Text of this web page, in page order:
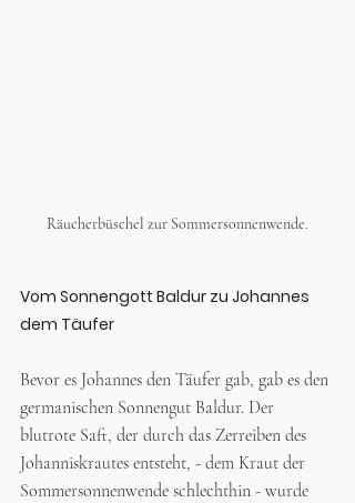
Räucherbüschel zur Sommersonnenwende.
Vom Sonnengott Baldur zu Johannes
dem Täufer
Bevor es Johannes den Täufer gab, gab es den
germanischen Sonnengut Baldur. Der
blutrote Saft, der durch das Zerreiben des
Johanniskrautes entsteht, - dem Kraut der
Sommersonnenwende schlechthin - wurde